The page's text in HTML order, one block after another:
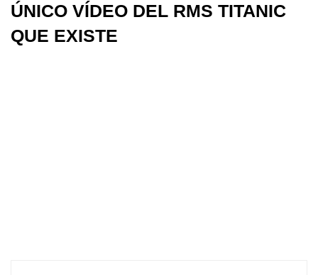
ÚNICO VÍDEO DEL RMS TITANIC
QUE EXISTE